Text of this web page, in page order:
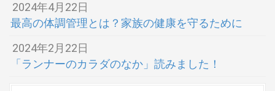
2024年4月22日
最高の体調管理とは？家族の健康を守るために
2024年2月22日
「ランナーのカラダのなか」読みました！